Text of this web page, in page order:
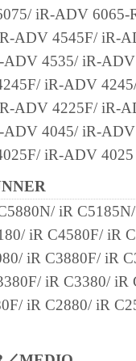
項またはその一部
合でも、その他の
す。
iR-ADV 6065-
ADV 4545F/ iR-
ADV 4535/ iR-
iR-ADV
ADV 4225F/ iR-
ADV 4045/ iR-
iR-ADV 4025
iR
iR C4580F/ iR
iR C3880F/ iR
iR C3380/ iR
iR C2880/ iR